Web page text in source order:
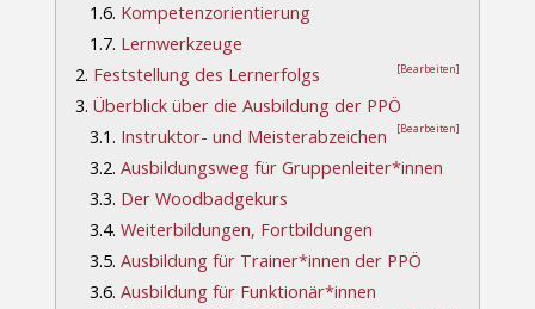
1.6. Kompetenzorientierung
1.7. Lernwerkzeuge
2. Feststellung des Lernerfolgs [Bearbeiten]
3. Überblick über die Ausbildung der PPÖ
[Bearbeiten]
3.1. Instruktor- und Meisterabzeichen
3.2. Ausbildungsweg für Gruppenleiter*innen
3.3. Der Woodbadgekurs
3.4. Weiterbildungen, Fortbildungen
3.5. Ausbildung für Trainer*innen der PPÖ
3.6. Ausbildung für Funktionär*innen